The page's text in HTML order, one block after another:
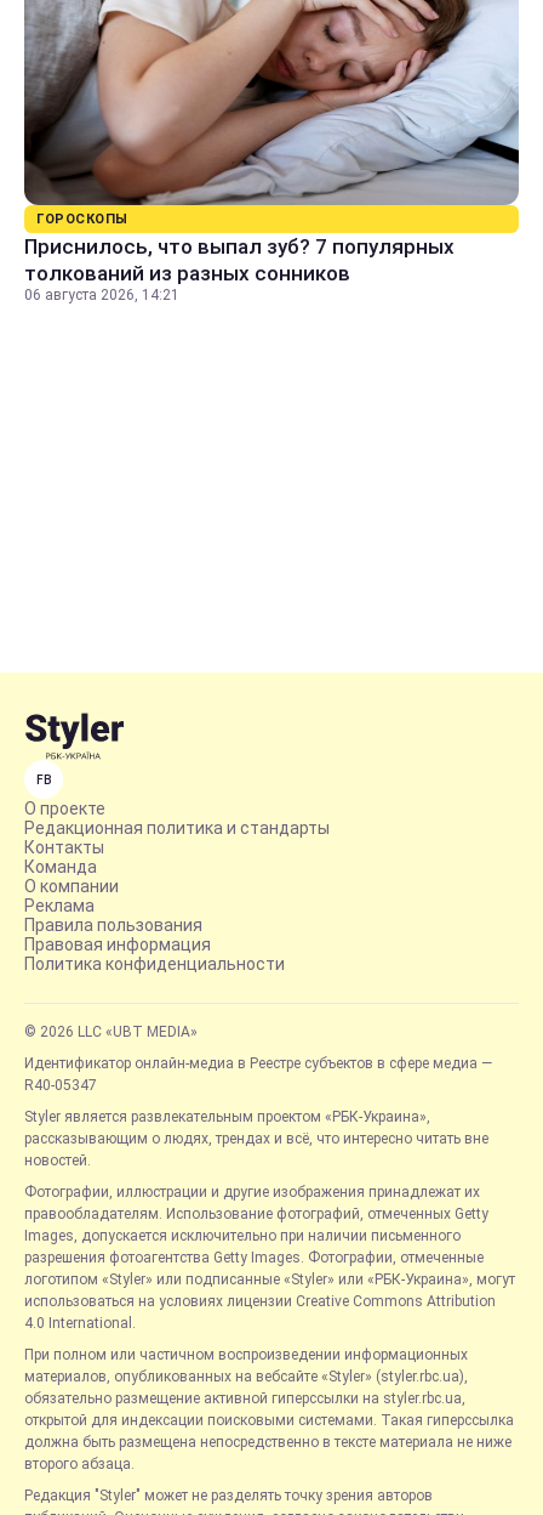
ГОРОСКОПЫ
Приснилось, что выпал зуб? 7 популярных
толкований из разных сонников
06 августа 2026, 14:21
FB
О проекте
Редакционная политика и стандарты
Контакты
Команда
О компании
Реклама
Правила пользования
Правовая информация
Политика конфиденциальности
© 2026 LLC «UBT MEDIA»
Идентификатор онлайн-медиа в Реестре субъектов в сфере медиа —
R40-05347
Styler является развлекательным проектом «РБК-Украина»,
рассказывающим о людях, трендах и всё, что интересно читать вне
новостей.
Фотографии, иллюстрации и другие изображения принадлежат их
правообладателям. Использование фотографий, отмеченных Getty
Images, допускается исключительно при наличии письменного
разрешения фотоагентства Getty Images. Фотографии, отмеченные
логотипом «Styler» или подписанные «Styler» или «РБК-Украина», могут
использоваться на условиях лицензии Creative Commons Attribution
4.0 International.
При полном или частичном воспроизведении информационных
материалов, опубликованных на вебсайте «Styler» (styler.rbc.ua),
обязательно размещение активной гиперссылки на styler.rbc.ua,
открытой для индексации поисковыми системами. Такая гиперссылка
должна быть размещена непосредственно в тексте материала не ниже
второго абзаца.
Редакция "Styler" может не разделять точку зрения авторов